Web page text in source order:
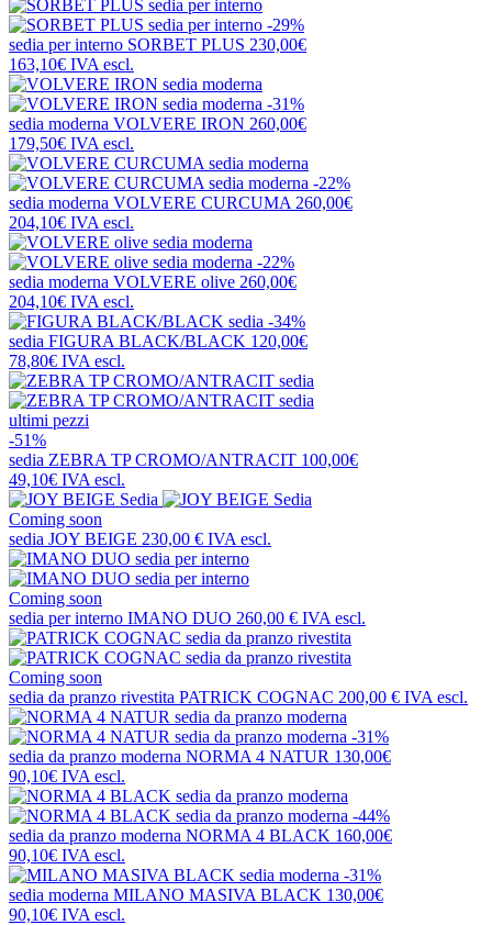
-29%
sedia per interno SORBET PLUS 230,00€
163,10€ IVA escl.
-31%
sedia moderna VOLVERE IRON 260,00€
179,50€ IVA escl.
-22%
sedia moderna VOLVERE CURCUMA 260,00€
204,10€ IVA escl.
-22%
sedia moderna VOLVERE olive 260,00€
204,10€ IVA escl.
-34%
sedia FIGURA BLACK/BLACK 120,00€
78,80€ IVA escl.
ultimi pezzi
-51%
sedia ZEBRA TP CROMO/ANTRACIT 100,00€
49,10€ IVA escl.
Coming soon
sedia JOY BEIGE 230,00 € IVA escl.
Coming soon
sedia per interno IMANO DUO 260,00 € IVA escl.
Coming soon
sedia da pranzo rivestita PATRICK COGNAC 200,00 € IVA escl.
-31%
sedia da pranzo moderna NORMA 4 NATUR 130,00€
90,10€ IVA escl.
-44%
sedia da pranzo moderna NORMA 4 BLACK 160,00€
90,10€ IVA escl.
-31%
sedia moderna MILANO MASIVA BLACK 130,00€
90,10€ IVA escl.